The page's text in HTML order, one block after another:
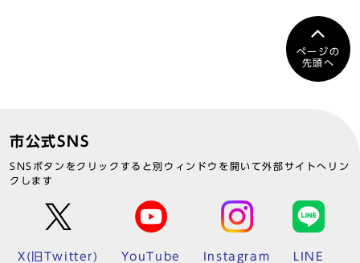
ページの
先頭へ
市公式SNS
SNSボタンをクリックすると別ウィンドウを開いて外部サイトへリン
クします
X(旧Twitter) YouTube Instagram LINE